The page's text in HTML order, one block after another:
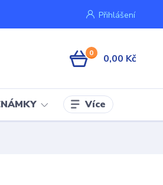
Přihlášení
0 0,00 Kč
Více